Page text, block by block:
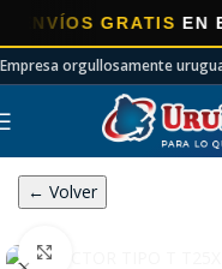
GRATISEN
Empresa orgullosamente
← Volver